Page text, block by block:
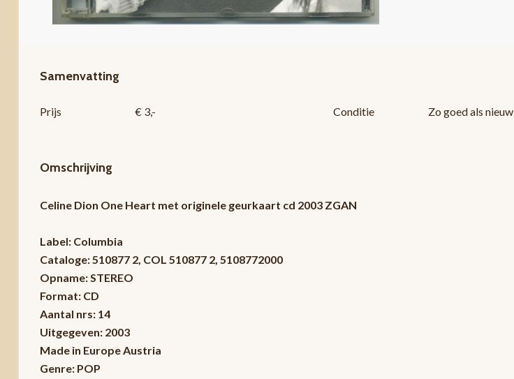
Samenvatting
Prijs € 3,- Conditie Zo goed als nieuw
Omschrijving
Celine Dion One Heart met originele geurkaart cd 2003 ZGAN
Label: Columbia
Cataloge: 510877 2, COL 510877 2, 5108772000
Opname: STEREO
Format: CD
Aantal nrs: 14
Uitgegeven: 2003
Made in Europe Austria
Genre: POP